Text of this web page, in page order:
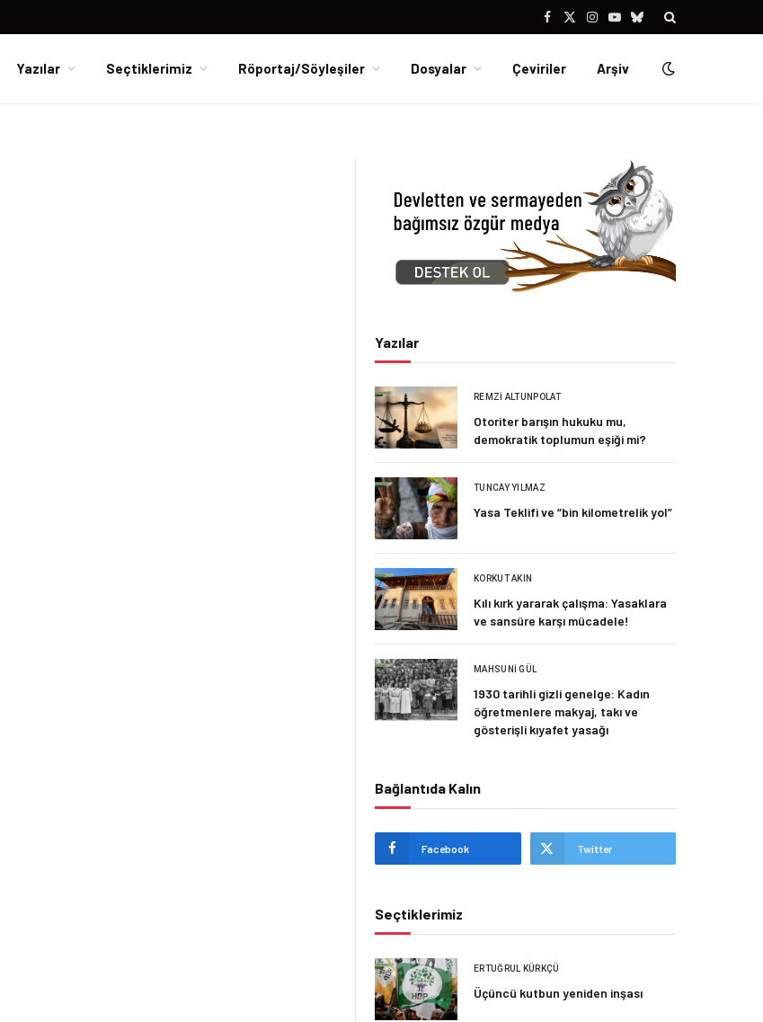
Facebook
X
Instagram
YouTubeBluesky
Yazılar Seçtiklerimiz Röportaj/Söyleşiler Dosyalar Çeviriler Arşiv
Yazılar
REMZI ALTUNPOLAT
Otoriter barışın hukuku mu,
demokratik toplumun eşiği mi?
TUNCAY YILMAZ
Yasa Teklifi ve “bin kilometrelik yol”
KORKUT AKIN
Kılı kırk yararak çalışma: Yasaklara
ve sansüre karşı mücadele!
MAHSUNI GÜL
1930 tarihli gizli genelge: Kadın
öğretmenlere makyaj, takı ve
gösterişli kıyafet yasağı
Bağlantıda Kalın
Facebook Twitter
Seçtiklerimiz
ERTUĞRUL KÜRKÇÜ
Üçüncü kutbun yeniden inşası